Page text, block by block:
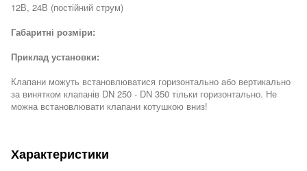
12В, 24В (постійний струм)
Габаритні розміри:
Приклад установки:
Клапани можуть встановлюватися горизонтально або вертикально
за винятком клапанів DN 250 - DN 350 тільки горизонтально. Не
можна встановлювати клапани котушкою вниз!
Характеристики